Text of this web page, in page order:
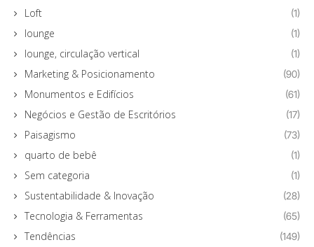
Loft (1)
lounge (1)
lounge, circulação vertical (1)
Marketing & Posicionamento (90)
Monumentos e Edifícios (61)
Negócios e Gestão de Escritórios (17)
Paisagismo (73)
quarto de bebê (1)
Sem categoria (1)
Sustentabilidade & Inovação (28)
Tecnologia & Ferramentas (65)
Tendências (149)